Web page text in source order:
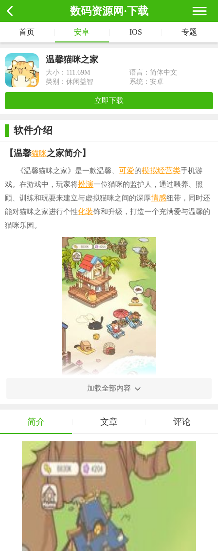
数码资源网·下载
首页 安卓 IOS 专题
温馨猫咪之家
大小： 111.69M
语言：简体中文
类别：休闲益智
系统：安卓
立即下载
软件介绍
【温馨猫咪之家简介】
《温馨猫咪之家》是一款温馨、 可爱的模拟经营类手机游
戏。在游戏中，玩家将扮演一位猫咪的监护人，通过喂养、照
顾、训练和玩耍来建立与虚拟猫咪之间的深厚情感纽带，同时还
能对猫咪之家进行个性化装饰和升级，打造一个充满爱与温馨的
猫咪乐园。
【温馨猫咪之家用法】
1. 打开游戏并选择一名初始猫咪作为你的伙伴。
2. 根据猫咪的需求，进行喂食、清洁和玩耍等互动操作。
3. 完成日常任务和挑战，以获得奖励和资源。
4. 使用奖励购买家具、玩具和装饰品来装饰和升级猫咪之
【温馨猫咪之家玩法】
1. 喂养：给猫咪提供食物和水，确保它们保持健康和快乐。
加载全部内容
简介 文章 评论